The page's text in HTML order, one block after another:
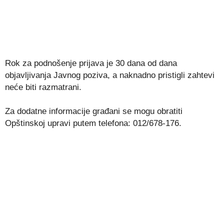
Rok za podnošenje prijava je 30 dana od dana
objavljivanja Javnog poziva, a naknadno pristigli zahtevi
neće biti razmatrani.
Za dodatne informacije građani se mogu obratiti
Opštinskoj upravi putem telefona: 012/678-176.